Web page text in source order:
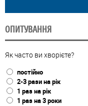
ОПИТУВАННЯ
Як часто ви хворієте?
постійно
2-3 рази на рік
1 раз на рік
1 раз на 3 роки